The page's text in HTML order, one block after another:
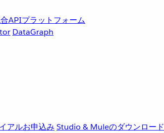
APIプラットフォーム
DataGraph
アルお申込み Studio & Muleのダウンロード